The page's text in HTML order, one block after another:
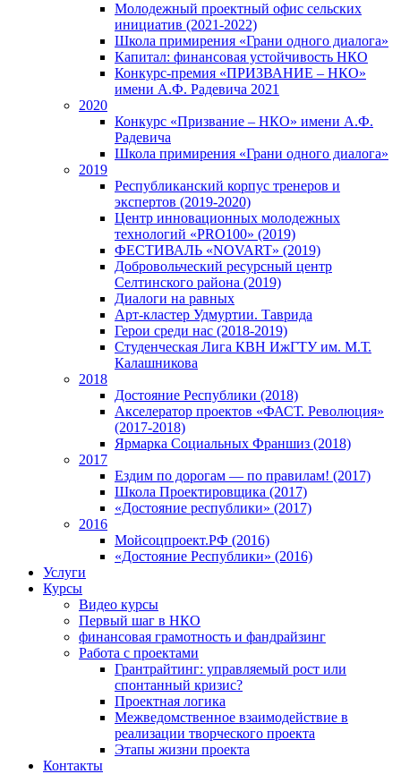
Молодежный проектный офис сельских
инициатив (2021-2022)
Школа примирения «Грани одного диалога»
Капитал: финансовая устойчивость НКО
Конкурс-премия «ПРИЗВАНИЕ – НКО»
имени А.Ф. Радевича 2021
2020
Конкурс «Призвание – НКО» имени А.Ф.
Радевича
Школа примирения «Грани одного диалога»
2019
Республиканский корпус тренеров и
экспертов (2019-2020)
Центр инновационных молодежных
технологий «PRO100» (2019)
ФЕСТИВАЛЬ «NOVART» (2019)
Добровольческий ресурсный центр
Селтинского района (2019)
Диалоги на равных
Арт-кластер Удмуртии. Таврида
Герои среди нас (2018-2019)
Студенческая Лига КВН ИжГТУ им. М.Т.
Калашникова
2018
Достояние Республики (2018)
Акселератор проектов «ФАСТ. Революция»
(2017-2018)
Ярмарка Социальных Франшиз (2018)
2017
Ездим по дорогам — по правилам! (2017)
Школа Проектировщика (2017)
«Достояние республики» (2017)
2016
Мойсоцпроект.РФ (2016)
«Достояние Республики» (2016)
Услуги
Курсы
Видео курсы
Первый шаг в НКО
финансовая грамотность и фандрайзинг
Работа с проектами
Грантрайтинг: управляемый рост или
спонтанный кризис?
Проектная логика
Межведомственное взаимодействие в
реализации творческого проекта
Этапы жизни проекта
Контакты